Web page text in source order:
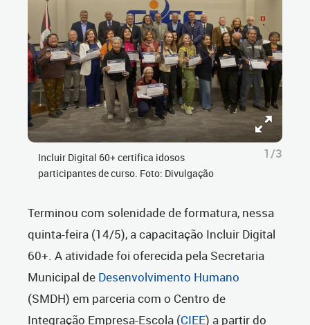
Incluir Digital 60+ certifica idosos
participantes de curso. Foto: Divulgação
1/3
Terminou com solenidade de formatura, nessa
quinta-feira (14/5), a capacitação Incluir Digital
60+. A atividade foi oferecida pela Secretaria
Municipal de Desenvolvimento Humano
(SMDH) em parceria com o Centro de
Integração Empresa-Escola (CIEE) a partir do